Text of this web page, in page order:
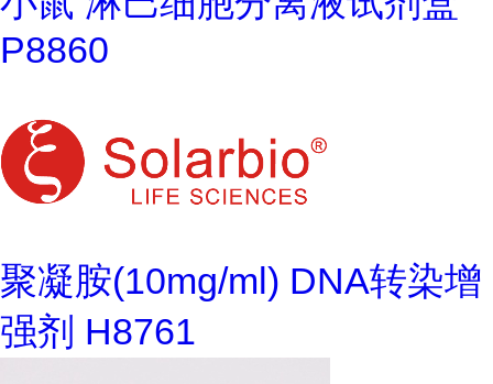
P8860
聚凝胺(10mg/ml) DNA转染增
强剂 H8761